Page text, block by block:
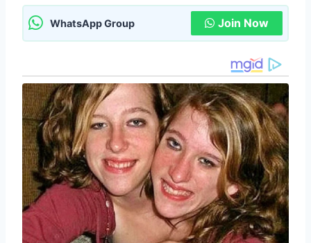
WhatsApp Group Join Now